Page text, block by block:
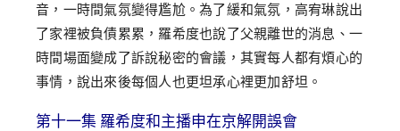
音，一時間氣氛變得尷尬。為了緩和氣氛，高宥琳說出
了家裡被負債累累，羅希度也說了父親離世的消息、一
時間場面變成了訴說秘密的會議，其實每人都有煩心的
事情，說出來後每個人也更坦承心裡更加舒坦。
第十一集 羅希度和主播申在京解開誤會